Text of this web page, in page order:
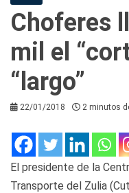
Choferes
mil el
“largo”
22/01/2018 2 minutos
El presidente de la
Transporte del Zulia